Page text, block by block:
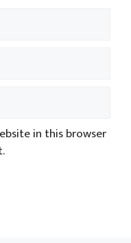
in this browser